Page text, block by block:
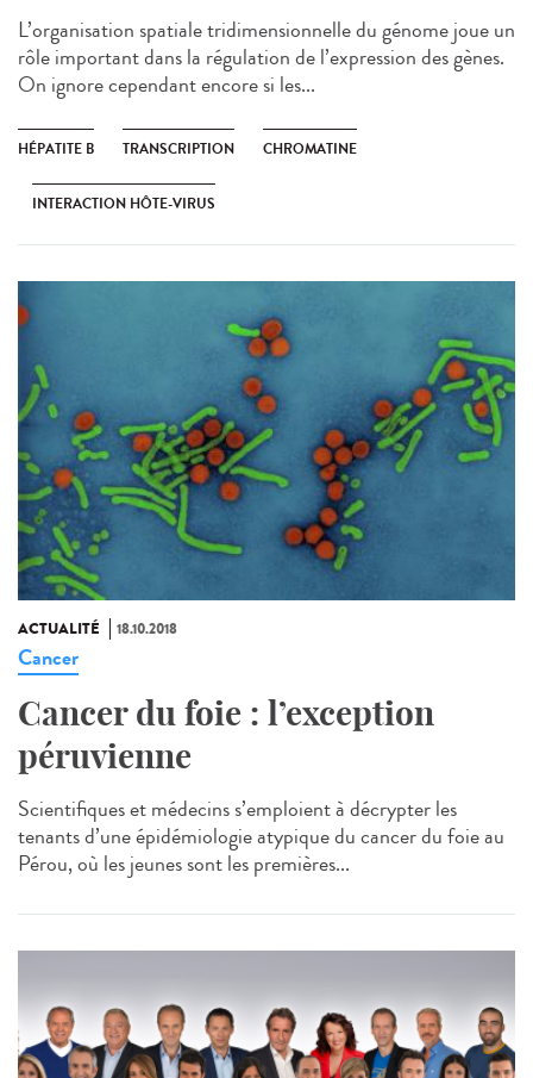
L’organisation spatiale tridimensionnelle du génome joue un
rôle important dans la régulation de l’expression des gènes.
On ignore cependant encore si les...
HÉPATITE B TRANSCRIPTION CHROMATINE
INTERACTION HÔTE-VIRUS
ACTUALITÉ 18.10.2018
Cancer
Cancer du foie : l’exception
péruvienne
Scientifiques et médecins s’emploient à décrypter les
tenants d’une épidémiologie atypique du cancer du foie au
Pérou, où les jeunes sont les premières...